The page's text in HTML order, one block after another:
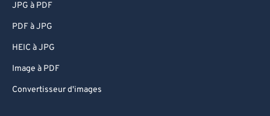
JPG à PDF
PDF à JPG
HEIC à JPG
Image à PDF
Convertisseur d'images